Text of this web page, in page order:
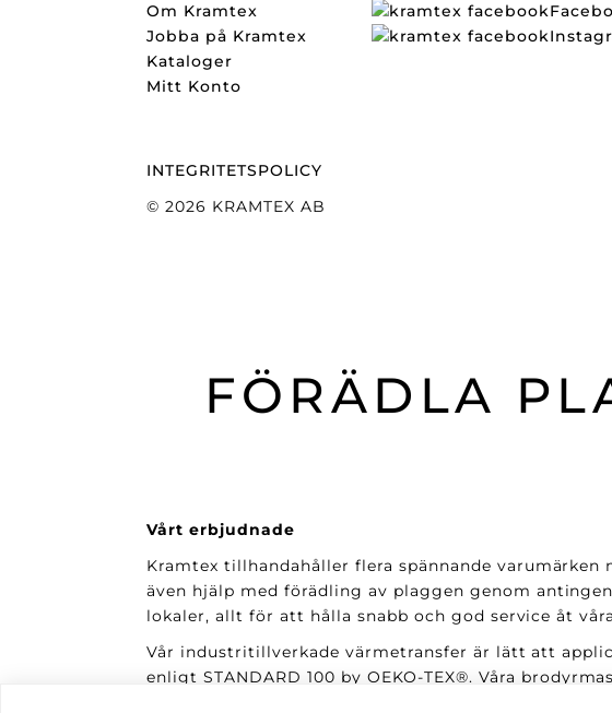
Om Kramtex
Jobba på Kramtex
Kataloger
Mitt Konto
INTEGRITETSPOLICY
© 2026 KRAMTEX AB
FÖRÄDLA
Vårt erbjudnade
Kramtex tillhandahåller flera spännande
även hjälp med förädling av plaggen genom
lokaler, allt för att hålla snabb och god service åt
Vår industritillverkade värmetransfer är lätt att
enligt STANDARD 100 by OEKO-TEX®. Våra